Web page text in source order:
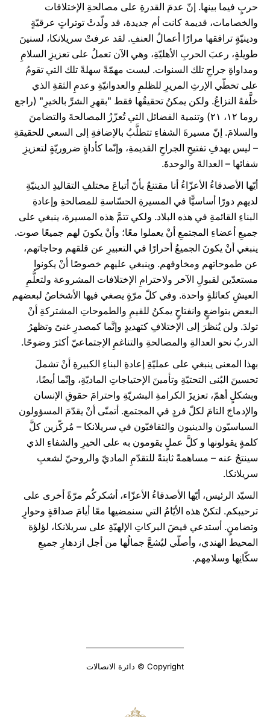
حربٍ فيما بينها. إنّ عدمَ القدرةِ على مصالحةِ الإختلافات
والخصامات، قديمة كانت أم جديدة، قد ولّدتْ توتراتٍ عرقيّةٍ
ودينيّةٍ ترافقها مرارًا أعمالُ العنفِ. لقد عرفتْ سريلانكا، لسنينَ
طويلةٍ، رعبَ الحربِ الأهليّةِ، وهي الآن تعملُ على تعزيزِ السلامِ
ومداواةِ جراحِ تلك السنوات. ليست مهمّةً سهلةً تلك التي تقومُ
على تخطّي الإرثِ المريرِ للظلمِ والعدوانيّةِ وعدمِ الثقةِ الذي
خلَّفهُ النزاعُ. ولكن يمكنُ تحقيقُها فقط "بقهرِ الشرِّ بالخيرِ" (راجع
روما ۱۲، ۲۱) وتنمية الفضائل التي تُعزّزُ المصالحةَ والتضامنَ
والسلامَ. إنّ مسيرةَ الشفاءِ تتطلَّبُ بالإضافةِ إلى السعي للحقيقةِ
– ليس بهدفِ تفتيحِ الجراحِ القديمةِ، وإنّما كأداةٍ ضروريّةٍ لتعزيزِ
شفائها – العدالةَ والوحدةَ.
أيّها الأصدقاءُ الأعزّاءُ أنا مقتنعٌ بأنّ أتباعَ مختلفِ التقاليدِ الدينيّةِ
لديهم دورًا أساسيًّا في المسيرةِ الحسّاسةِ للمصالحةِ وإعادةِ
البناءِ القائمةِ في هذه البلاد. ولكي تتمَّ هذه المسيرة، ينبغي على
جميعِ أعضاءِ المجتمعِ أنْ يعملوا معًا؛ وأنْ يكونَ لهم جميعًا صوت.
ينبغي أنْ يكونَ الجميعُ أحرارًا في التعبيرِ عن قلقهم وحاجاتهم،
عن طموحاتهم ومخاوفهم. وينبغي عليهم خصوصًا أنْ يكونوا
مستعدّين لقبولِ الآخر ولاحترامِ الإختلافات المشروعة ولتعلُّمِ
العيشِ كعائلةٍ واحدة. وفي كلّ مرّةٍ يصغي فيها الأشخاصُ لبعضهم
البعض بتواضعٍ وانفتاحٍ يمكنُ للقيمِ والطموحاتِ المشتركةِ أنْ
تولدَ. ولن يُنظرَ إلى الإختلافِ كتهديدٍ وإنَّما كمصدرِ غنىً وتظهرُ
الدربُ نحو العدالةِ والمصالحةِ والتناغمِ الإجتماعيّ أكثرَ وضوحًا.
بهذا المعنى ينبغي على عمليّةِ إعادةِ البناءِ الكبيرةِ أنْ تشملَ
تحسينَ البُنى التحتيّةِ وتأمينَ الإحتياجاتِ الماديّةِ، وإنّما أيضًا،
وبشكلٍ أهمّ، تعزيزَ الكرامةِ البشريّةِ واحترامَ حقوقِ الإنسان
والإدماجَ التامَ لكلّ فردٍ في المجتمع. أتمنّى أنْ يقدّمَ المسؤولون
السياسيّون والدينيون والثقافيّون في سريلانكا – مُركّزين كلَّ
كلمةٍ يقولونها و كلَّ عملٍ يقومون به على الخيرِ والشفاءِ الذي
سينتجُ عنه – مساهمةً ثابتةً للتقدّمِ الماديّ والروحيّ لشعبِ
سريلانكا.
السيّد الرئيس، أيّها الأصدقاءُ الأعزّاء، أشكركُم مرّةً أخرى على
ترحيبكم. لتكنْ هذه الأيّامُ التي سنمضيها معًا أيامَ صداقةٍ وحوارٍ
وتضامنٍ. أستدعي فيضَ البركاتِ الإلهيّةِ على سريلانكا، لؤلؤة
المحيط الهندي، وأصلّي ليُشعَّ جمالُها من أجل ازدهارِ جميعِ
سكّانِها وسلامِهم.
Copyright © دائرة الاتصالات